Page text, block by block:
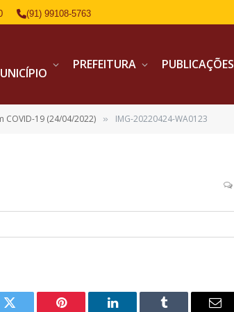
(91) 99108-5763
PREFEITURA PUBLICAÇÕES
COVID-19 (24/04/2022) » IMG-20220424-WA0123